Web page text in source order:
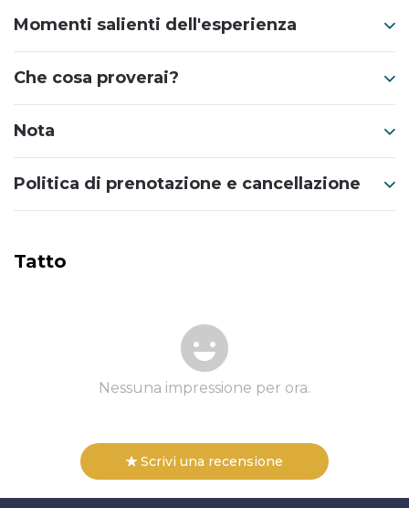
Momenti salienti dell'esperienza
Che cosa proverai?
Nota
Politica di prenotazione e cancellazione
Tatto
Nessuna impressione per ora.
Scrivi una recensione